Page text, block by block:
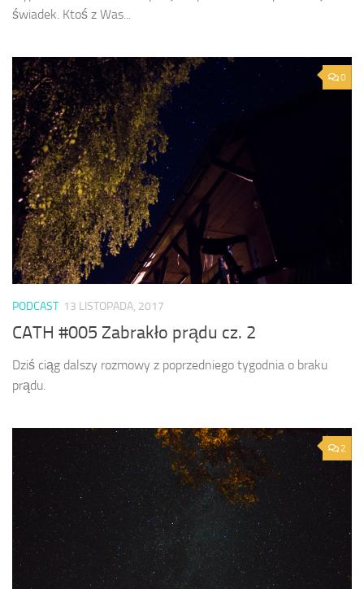
świadek. Ktoś z Was...
0
PODCAST 13 LISTOPADA, 2017
CATH #005 Zabrakło prądu cz. 2
Dziś ciąg dalszy rozmowy z poprzedniego tygodnia o braku
prądu.
2